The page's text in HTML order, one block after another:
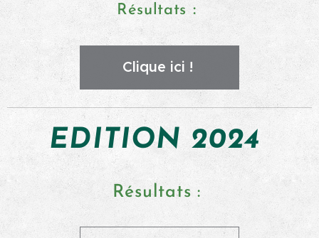
Résultats :
Clique ici !
EDITION 2024
Résultats :